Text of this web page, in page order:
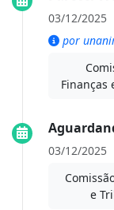
03/12/2025
por
Finanças
03/12/2025
e